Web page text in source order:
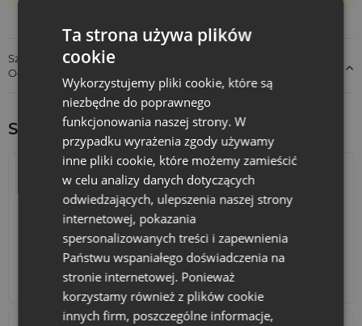
Twoja marka w złotej oprawie - woreczki
na biżuterię z logo
Chcesz, aby Twoja marka kojarzyła się z luksusem? Złota
satyna to idealne tło dla Twojego logo. Szczególnie dobrze
prezentują się na niej nadruki w kolorze czarnym lub
głębokim brązie, które tworzą elegancki kontrast.
Personalizowane woreczki na biżuterię to świadectwo
dbałości o wizerunek i najwyższą jakość.
Spraw, by Twoje produkty i prezenty olśniewały od
pierwszego spojrzenia. Wybierz opakowania, które są
synonimem luksusu. Zamów złote woreczki satynowe już
Szczegóły dotyczące zgodności produktu z przepisami:
Odpowiedzialność za produkt
Sprawdź inne ciekawe produkty:
Kalendarze adwentowe Torby bawełniane
Ta strona używa plików
cookie
Wykorzystujemy pliki cookie, które są
niezbędne do poprawnego
funkcjonowania naszej strony. W
przypadku wyrażenia zgody używamy
inne pliki cookie, które możemy zamieścić
w celu analizy danych dotyczących
odwiedzających, ulepszenia naszej strony
internetowej, pokazania
spersonalizowanych treści i zapewnienia
Państwu wspaniałego doświadczenia na
stronie internetowej. Ponieważ
korzystamy również z plików cookie
innych firm, poszczególne informacje,